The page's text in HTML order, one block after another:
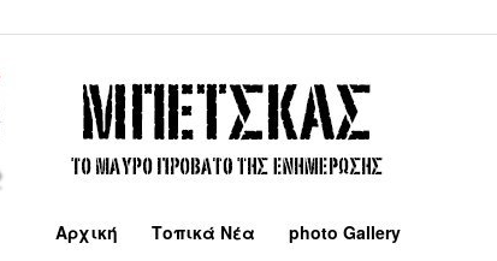
Αρχική Τοπικά Νέα photo Gallery